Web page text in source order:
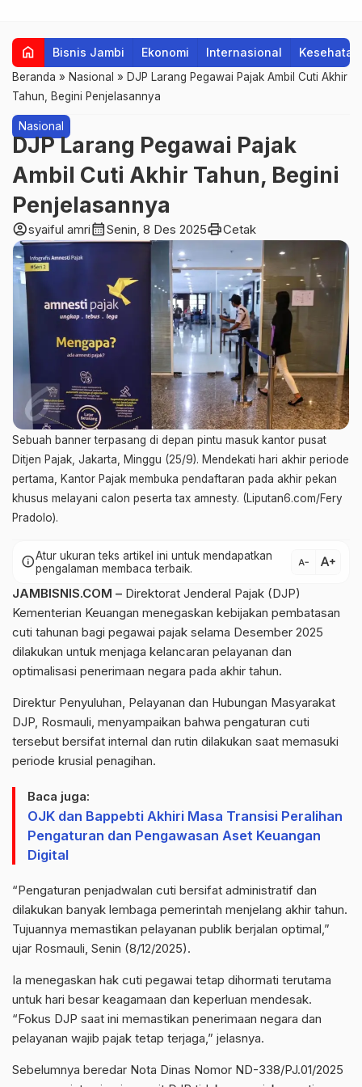
home Bisnis Jambi Ekonomi Internasional Kesehatan
Beranda » Nasional » DJP Larang Pegawai Pajak Ambil Cuti Akhir
Tahun, Begini Penjelasannya
Nasional
DJP Larang Pegawai Pajak
Ambil Cuti Akhir Tahun, Begini
Penjelasannya
account_circlesyaiful amricalendar_monthSenin, 8 Des 2025printCetak
Sebuah banner terpasang di depan pintu masuk kantor pusat
Ditjen Pajak, Jakarta, Minggu (25/9). Mendekati hari akhir periode
pertama, Kantor Pajak membuka pendaftaran pada akhir pekan
khusus melayani calon peserta tax amnesty. (Liputan6.com/Fery
Pradolo).
infoAtur ukuran teks artikel ini untuk mendapatkan
pengalaman membaca terbaik.
text_decrease text_increase
JAMBISNIS.COM – Direktorat Jenderal Pajak (DJP)
Kementerian Keuangan menegaskan kebijakan pembatasan
cuti tahunan bagi pegawai pajak selama Desember 2025
dilakukan untuk menjaga kelancaran pelayanan dan
optimalisasi penerimaan negara pada akhir tahun.
Direktur Penyuluhan, Pelayanan dan Hubungan Masyarakat
DJP, Rosmauli, menyampaikan bahwa pengaturan cuti
tersebut bersifat internal dan rutin dilakukan saat memasuki
periode krusial penagihan.
Baca juga:
OJK dan Bappebti Akhiri Masa Transisi Peralihan
Pengaturan dan Pengawasan Aset Keuangan
Digital
“Pengaturan penjadwalan cuti bersifat administratif dan
dilakukan banyak lembaga pemerintah menjelang akhir tahun.
Tujuannya memastikan pelayanan publik berjalan optimal,”
ujar Rosmauli, Senin (8/12/2025).
Ia menegaskan hak cuti pegawai tetap dihormati terutama
untuk hari besar keagamaan dan keperluan mendesak.
“Fokus DJP saat ini memastikan penerimaan negara dan
pelayanan wajib pajak tetap terjaga,” jelasnya.
Sebelumnya beredar Nota Dinas Nomor ND-338/PJ.01/2025